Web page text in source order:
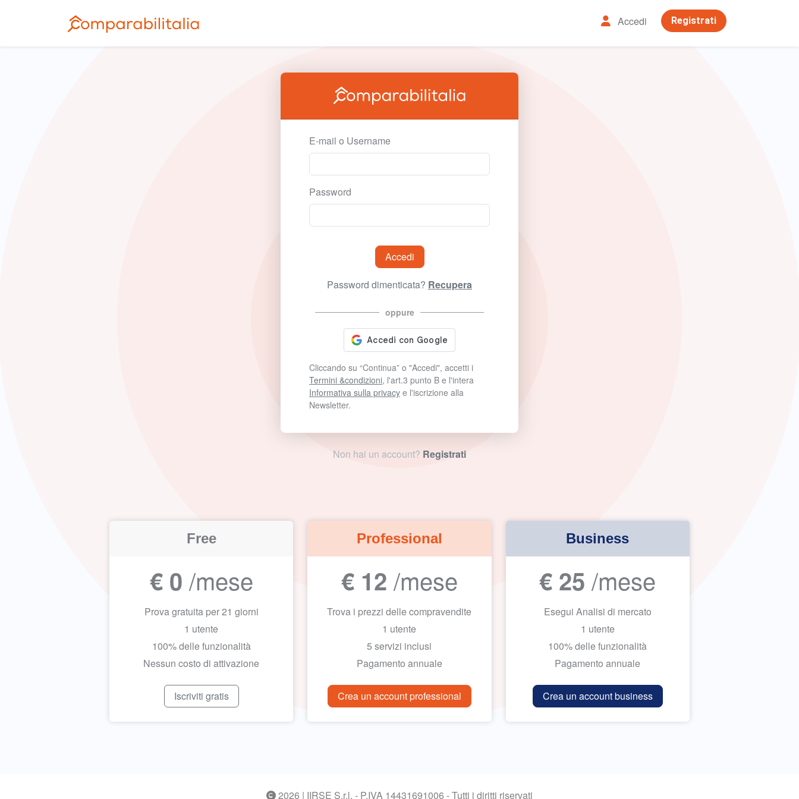
Accedi Registrati
E-mail o Username
Password
Accedi
Password dimenticata? Recupera
oppure
Cliccando su “Continua” o "Accedi", accetti i
Termini &condizioni, l'art.3 punto B e l'intera
Informativa sulla privacy e l'iscrizione alla
Newsletter.
Non hai un account? Registrati
Free
€ 0 /mese
Prova gratuita per 21 giorni
1 utente
100% delle funzionalità
Nessun costo di attivazione
Iscriviti gratis
Professional
€ 12 /mese
Trova i prezzi delle compravendite
1 utente
5 servizi inclusi
Pagamento annuale
Crea un account professional
Business
€ 25/mese
Esegui Analisi di mercato
1 utente
100% delle funzionalità
Pagamento annuale
Crea un account business
2026 | IIRSE S.r.l. - P.IVA 14431691006 - Tutti i diritti riservati